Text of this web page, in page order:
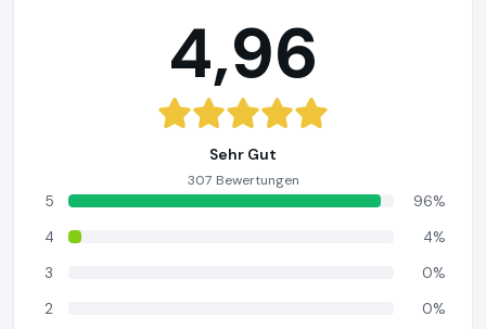
4,96
Sehr Gut
307 Bewertungen
5
96%
4
4%
3
0%
2
0%